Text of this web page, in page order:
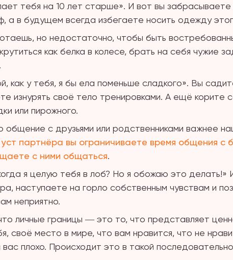
тебя на 10 лет старше». И вот вы забрасываете
а в будущем всегда избегаете носить одежду
но недостаточно, чтобы быть
как белка в колесе, брать на себя чужие
как у тебя, я бы ела поменьше сладкого». Вы
изнурять своё тело тренировками. А ещё корите
или пирожного.
общение с друзьями или родственниками важнее
партнёра вы ограничиваете время общения с
с ними общаться.
я целую тебя в лоб? Но я обожаю это делать!»
наступаете на горло собственным чувствам и
неприятно.
личные границы ― это то, что представляет
своё место в мире, что вам нравится, что не
плохо. Происходит это в такой